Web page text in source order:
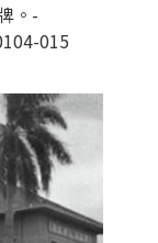
。-
015